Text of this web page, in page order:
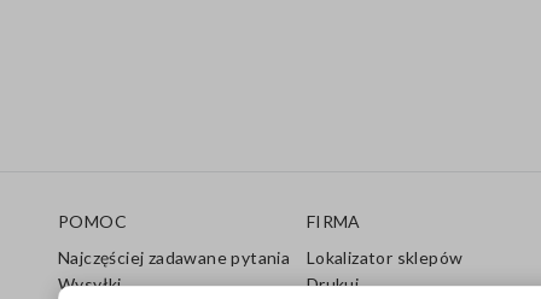
POMOC
Najczęściej zadawane pytania
Wysyłki
FIRMA
Lokalizator sklepów
Drukuj